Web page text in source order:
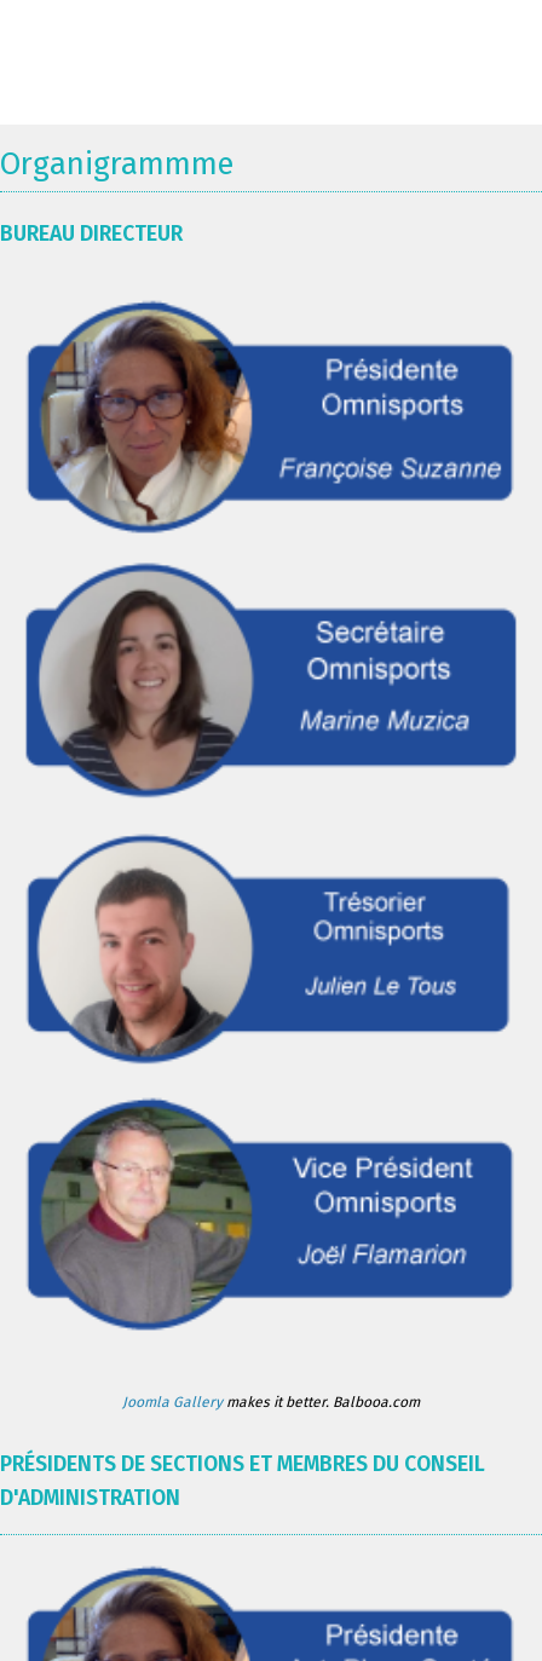
Organigrammme
BUREAU DIRECTEUR
Joomla Gallerymakes it better. Balbooa.com
PRÉSIDENTS DE SECTIONS ET MEMBRES DU CONSEIL
D'ADMINISTRATION